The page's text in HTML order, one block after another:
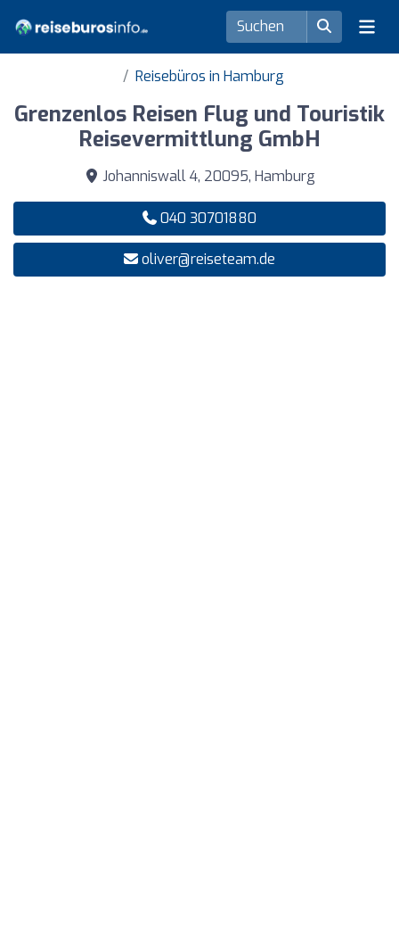
Reisebüros in Hamburg
Grenzenlos Reisen Flug und Touristik
Reisevermittlung GmbH
Johanniswall 4, 20095, Hamburg
040 30701880
oliver@reiseteam.de